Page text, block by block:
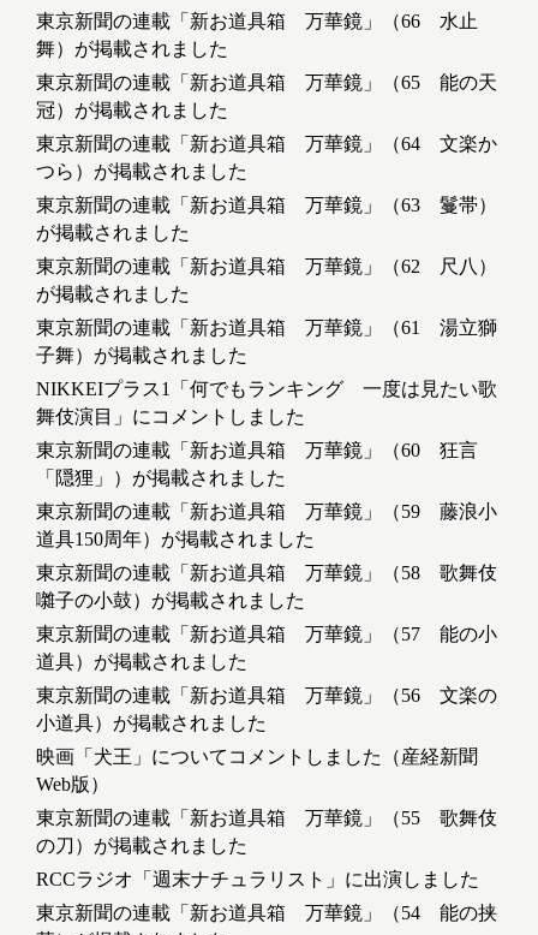
東京新聞の連載「新お道具箱 万華鏡」（66 水止
舞）が掲載されました
東京新聞の連載「新お道具箱 万華鏡」（65 能の天
冠）が掲載されました
東京新聞の連載「新お道具箱 万華鏡」（64 文楽か
つら）が掲載されました
東京新聞の連載「新お道具箱 万華鏡」（63 鬘帯）
が掲載されました
東京新聞の連載「新お道具箱 万華鏡」（62 尺八）
が掲載されました
東京新聞の連載「新お道具箱 万華鏡」（61 湯立獅
子舞）が掲載されました
NIKKEIプラス1「何でもランキング 一度は見たい歌
舞伎演目」にコメントしました
東京新聞の連載「新お道具箱 万華鏡」（60 狂言
「隠狸」）が掲載されました
東京新聞の連載「新お道具箱 万華鏡」（59 藤浪小
道具150周年）が掲載されました
東京新聞の連載「新お道具箱 万華鏡」（58 歌舞伎
囃子の小鼓）が掲載されました
東京新聞の連載「新お道具箱 万華鏡」（57 能の小
道具）が掲載されました
東京新聞の連載「新お道具箱 万華鏡」（56 文楽の
小道具）が掲載されました
映画「犬王」についてコメントしました（産経新聞
Web版）
東京新聞の連載「新お道具箱 万華鏡」（55 歌舞伎
の刀）が掲載されました
RCCラジオ「週末ナチュラリスト」に出演しました
東京新聞の連載「新お道具箱 万華鏡」（54 能の挟